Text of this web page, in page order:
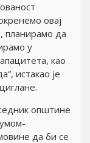
овај
планирамо да
у
као
истакао је
општине
да би се